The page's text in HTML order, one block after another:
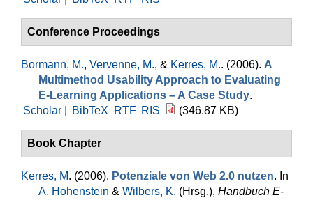
Conference Proceedings
Bormann, M., Vervenne, M., & Kerres, M.. (2006). A
Multimethod Usability Approach to Evaluating
E-Learning Applications – A Case Study.
Scholar |
BibTeX RTF RIS (346.87 KB)
Book Chapter
Kerres, M. (2006). Potenziale von Web 2.0 nutzen. In
A. Hohenstein & Wilbers, K. (Hrsg.), Handbuch E-